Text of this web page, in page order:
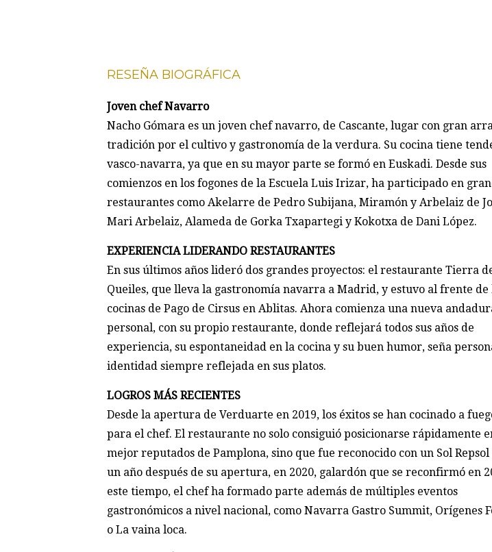
RESEÑA BIOGRÁFICA
Joven chef Navarro
Nacho Gómara es un joven chef navarro, de Cascante, lugar con gran
tradición por el cultivo y gastronomía de la verdura. Su cocina tiene
vasco-navarra, ya que en su mayor parte se formó en Euskadi. Desde sus
comienzos en los fogones de la Escuela Luis Irizar, ha participado en
restaurantes como Akelarre de Pedro Subijana, Miramón y Arbelaiz de
Mari Arbelaiz, Alameda de Gorka Txapartegi y Kokotxa de Dani López.
EXPERIENCIA LIDERANDO RESTAURANTES
En sus últimos años lideró dos grandes proyectos: el restaurante Tierra
Queiles, que lleva la gastronomía navarra a Madrid, y estuvo al frente de
cocinas de Pago de Cirsus en Ablitas. Ahora comienza una nueva
personal, con su propio restaurante, donde reflejará todos sus años de
experiencia, su espontaneidad en la cocina y su buen humor, seña
identidad siempre reflejada en sus platos.
LOGROS MÁS RECIENTES
Desde la apertura de Verduarte en 2019, los éxitos se han cocinado a
para el chef. El restaurante no solo consiguió posicionarse rápidamente
mejor reputados de Pamplona, sino que fue reconocido con un Sol Repsol
un año después de su apertura, en 2020, galardón que se reconfirmó en
este tiempo, el chef ha formado parte además de múltiples eventos
gastronómicos a nivel nacional, como Navarra Gastro Summit, Orígenes
o La vaina loca.